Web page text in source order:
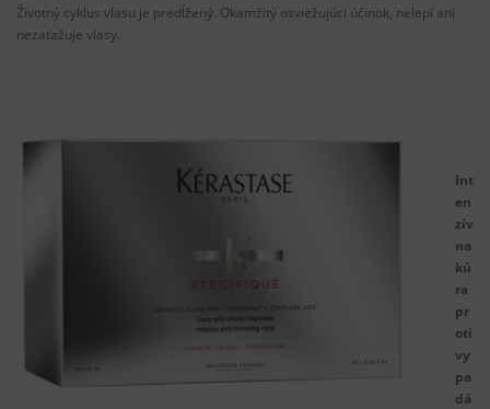
Životný cyklus vlasu je predĺžený. Okamžitý osviežujúci účinok, nelepí ani
nezaťažuje vlasy.
Int
en
zív
na
kú
ra
pr
oti
vy
pa
dá